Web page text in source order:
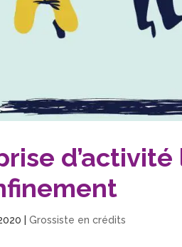
|Grossiste en crédits